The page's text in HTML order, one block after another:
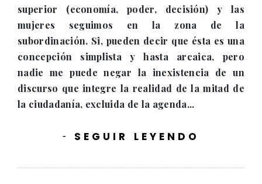
superior (economía, poder, decisión) y las
mujeres seguimos en la zona de la
subordinación. Si, pueden decir que ésta es una
concepción simplista y hasta arcaica, pero
nadie me puede negar la inexistencia de un
discurso que integre la realidad de la mitad de
la ciudadanía, excluida de la agenda...
- SEGUIR LEYENDO